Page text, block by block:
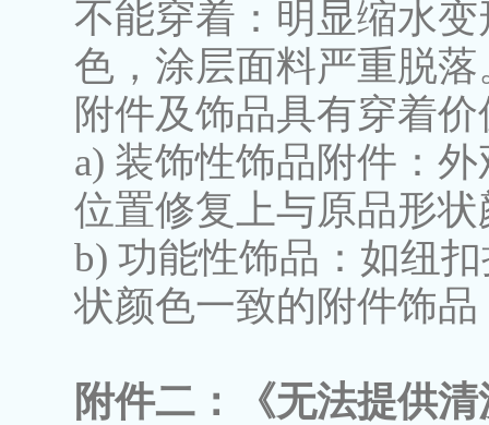
不能穿着：明显缩水
色，涂层面料严重脱落
附件及饰品具有穿着价
a) 装饰性饰品附件：
位置修复上与原品形
b) 功能性饰品：如纽
状颜色一致的附件饰
附件二：《无法提供